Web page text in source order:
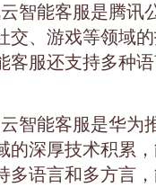
智能客服是腾讯
交、游戏等领域
客服还支持多种
智能客服是华为
的深厚技术积累
多语言和多方言